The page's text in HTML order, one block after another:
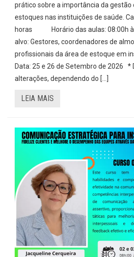
prático sobre a importância da gestão
estoques nas instituições de saúde.
horas Horário das aulas: 08:00h
alvo: Gestores, coordenadores de
profissionais da área de estoque em
Data: 25 e 26 de Setembro de 2026 *
alterações, dependendo do […]
LEIA MAIS